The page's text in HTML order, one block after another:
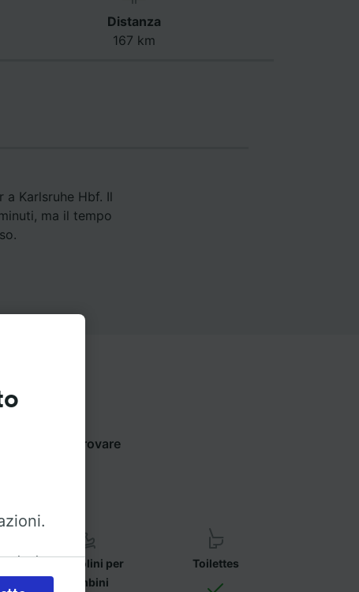
Distanza
167 km
Karlsruhe Hbf. Il
ma il tempo
sotto per trovare
Seggiolini per
bambini
Toilettes